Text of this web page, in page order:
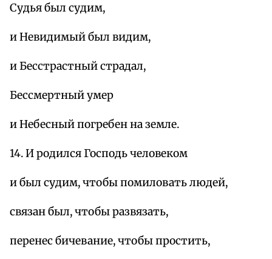
Судья был судим,
и Невидимый был видим,
и Бесстрастный страдал,
Бессмертный умер
и Небесный погребен на земле.
14. И родился Господь человеком
и был судим, чтобы помиловать людей,
связан был, чтобы развязать,
перенес бичевание, чтобы простить,